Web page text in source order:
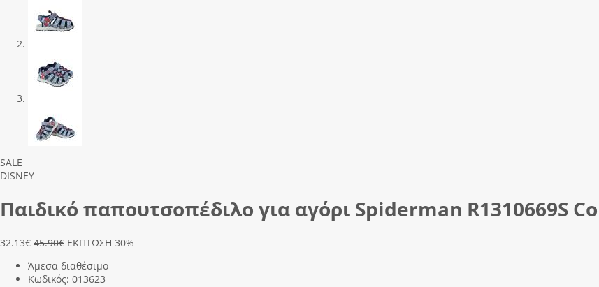
Previous
Next
SALE
DISNEY
Παιδικό παπουτσοπέδιλο για αγόρι Spiderman R1310669S
32.13€ 45.90€ ΕΚΠΤΩΣΗ 30%
Άμεσα διαθέσιμο
Κωδικός: 013623